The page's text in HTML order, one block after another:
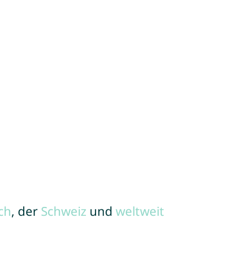
, der Schweiz und weltweit